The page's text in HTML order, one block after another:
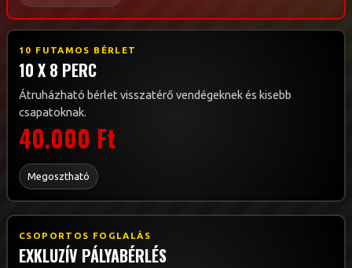
10 FUTAMOS BÉRLET
10 X 8 PERC
Átruházható bérlet visszatérő vendégeknek és kisebb
csapatoknak.
40.000 Ft
Megosztható
CSOPORTOS FOGLALÁS
EXKLUZÍV PÁLYABÉRLÉS